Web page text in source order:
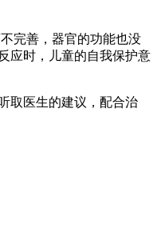
完善，器官的功能也没
应时，儿童的自我保护意
取医生的建议，配合治